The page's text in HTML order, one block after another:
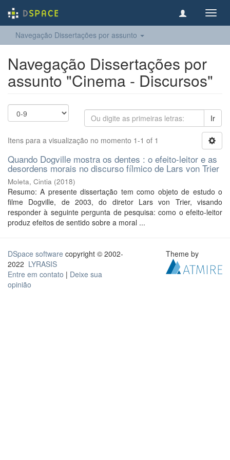
Navegação Dissertações por assunto
Navegação Dissertações por
assunto "Cinema - Discursos"
Ir
Itens para a visualização no momento 1-1 of 1
Quando Dogville mostra os dentes : o efeito-leitor e as
desordens morais no discurso fílmico de Lars von Trier
Moleta, Cintia (2018)
Resumo: A presente dissertação tem como objeto de estudo o
filme Dogville, de 2003, do diretor Lars von Trier, visando
responder à seguinte pergunta de pesquisa: como o efeito-leitor
produz efeitos de sentido sobre a moral ...
DSpace software copyright © 2002-
2022 LYRASIS
Entre em contato | Deixe sua
opinião
Theme by